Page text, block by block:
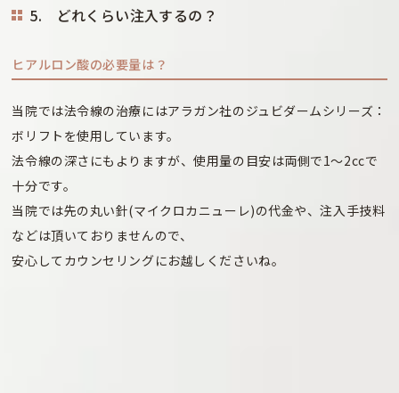
5. どれくらい注入するの？
ヒアルロン酸の必要量は？
当院では法令線の治療にはアラガン社のジュビダームシリーズ：
ボリフトを使用しています。
法令線の深さにもよりますが、使用量の目安は両側で1～2ccで
十分です。
当院では先の丸い針(マイクロカニューレ)の代金や、注入手技料
などは頂いておりませんので、
安心してカウンセリングにお越しくださいね。